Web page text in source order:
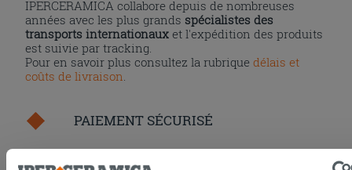
IPERCERAMICA collabore depuis de nombreuses
années avec les plus grands spécialistes des
transports internationaux et l'expédition des produits
est suivie par tracking.
Pour en savoir plus consultez la rubriquedélais et
coûts de livraison
PAIEMENT SÉCURISÉ